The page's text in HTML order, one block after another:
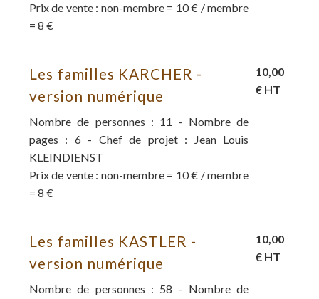
Prix de vente : non-membre = 10 € / membre
= 8 €
Les familles KARCHER -
version numérique
Nombre de personnes : 11 - Nombre de
pages : 6 - Chef de projet : Jean Louis
KLEINDIENST
Prix de vente : non-membre = 10 € / membre
= 8 €
10,00
€ HT
Les familles KASTLER -
version numérique
Nombre de personnes : 58 - Nombre de
10,00
€ HT